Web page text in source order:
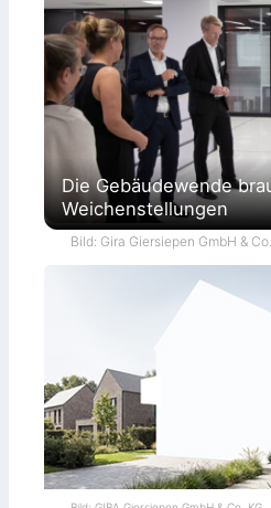
Die Gebäudewende
Weichenstellungen
Bild: Gira Giersiepen GmbH &